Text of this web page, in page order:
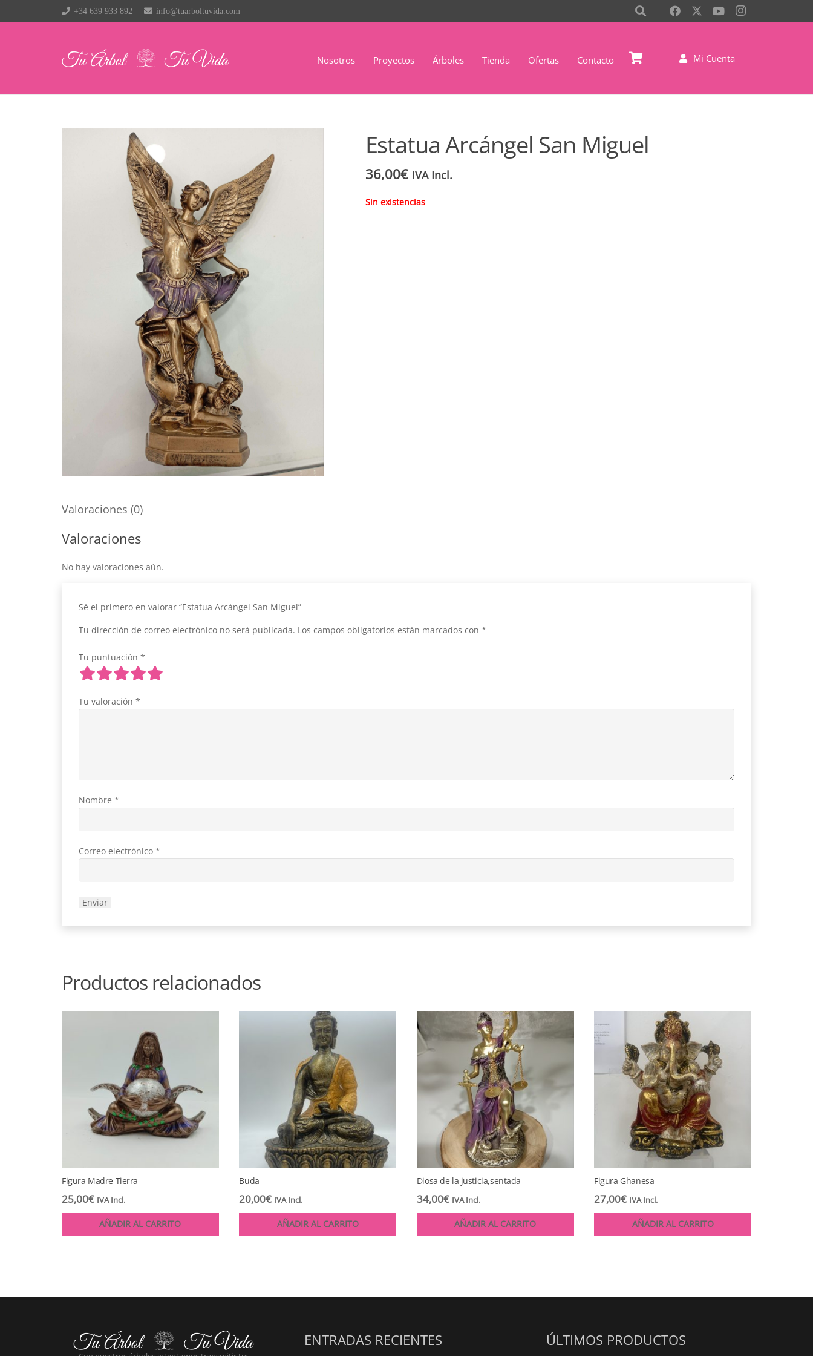
+34 639 933 892 info@tuarboltuvida.com
Nosotros Proyectos Árboles Tienda Ofertas Contacto Mi Cuenta
Estatua Arcángel San Miguel
36,00€ IVA Incl.
Sin existencias
Valoraciones (0)
Valoraciones
No hay valoraciones aún.
Sé el primero en valorar “Estatua Arcángel San Miguel”
Tu dirección de correo electrónico no será publicada. Los campos obligatorios están marcados con *
Tu puntuación *
Tu valoración *
Nombre *
Correo electrónico *
Productos relacionados
Figura Madre Tierra
25,00€ IVA Incl.
AÑADIR AL CARRITO
Buda
20,00€ IVA Incl.
AÑADIR AL CARRITO
Diosa de la justicia,sentada
34,00€ IVA Incl.
AÑADIR AL CARRITO
Figura Ghanesa
27,00€ IVA Incl.
AÑADIR AL CARRITO
ENTRADAS RECIENTES ÚLTIMOS PRODUCTOS